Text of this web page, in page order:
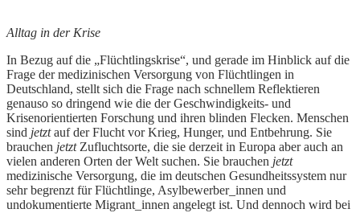
Alltag in der Krise
In Bezug auf die „Flüchtlingskrise“, und gerade im Hinblick auf die
Frage der medizinischen Versorgung von Flüchtlingen in
Deutschland, stellt sich die Frage nach schnellem Reflektieren
genauso so dringend wie die der Geschwindigkeits- und
Krisenorientierten Forschung und ihren blinden Flecken. Menschen
sind jetztauf der Flucht vor Krieg, Hunger, und Entbehrung. Sie
brauchen jetztZufluchtsorte, die sie derzeit in Europa aber auch an
vielen anderen Orten der Welt suchen. Sie brauchen jetzt
medizinische Versorgung, die im deutschen Gesundheitssystem nur
sehr begrenzt für Flüchtlinge, Asylbewerber_innen und
undokumentierte Migrant_innen angelegt ist. Und dennoch wird bei